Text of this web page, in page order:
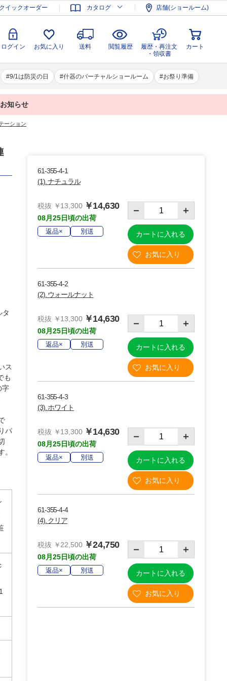
クイックオーダー カタログ 店舗(ショールーム)
ログイン お気に入り 送料 閲覧履歴
履歴・再注文
・領収書
カート
9/1は防災の日 什器のバーチャルショールーム お祭り準備
録 ログイン お気に入り 送料 閲覧履歴
履歴・再注文
・領収書
カート
知らせ
ーション
(4)クリア
タ
ス
も
字
パ
61-355-4-1
(1). ナチュラル
税抜 ￥13,300 ￥14,630
08月25日頃の出荷
返品× 別送 カートに入れる
61-355-4-2
(2). ウォールナット
税抜 ￥13,300 ￥14,630
08月25日頃の出荷
返品× 別送 カートに入れる
61-355-4-3
(3). ホワイト
税抜 ￥13,300 ￥14,630
08月25日頃の出荷
返品× 別送 カートに入れる
61-355-4-4
(4). クリア
税抜 ￥22,500 ￥24,750
08月25日頃の出荷
返品× 別送 カートに入れる